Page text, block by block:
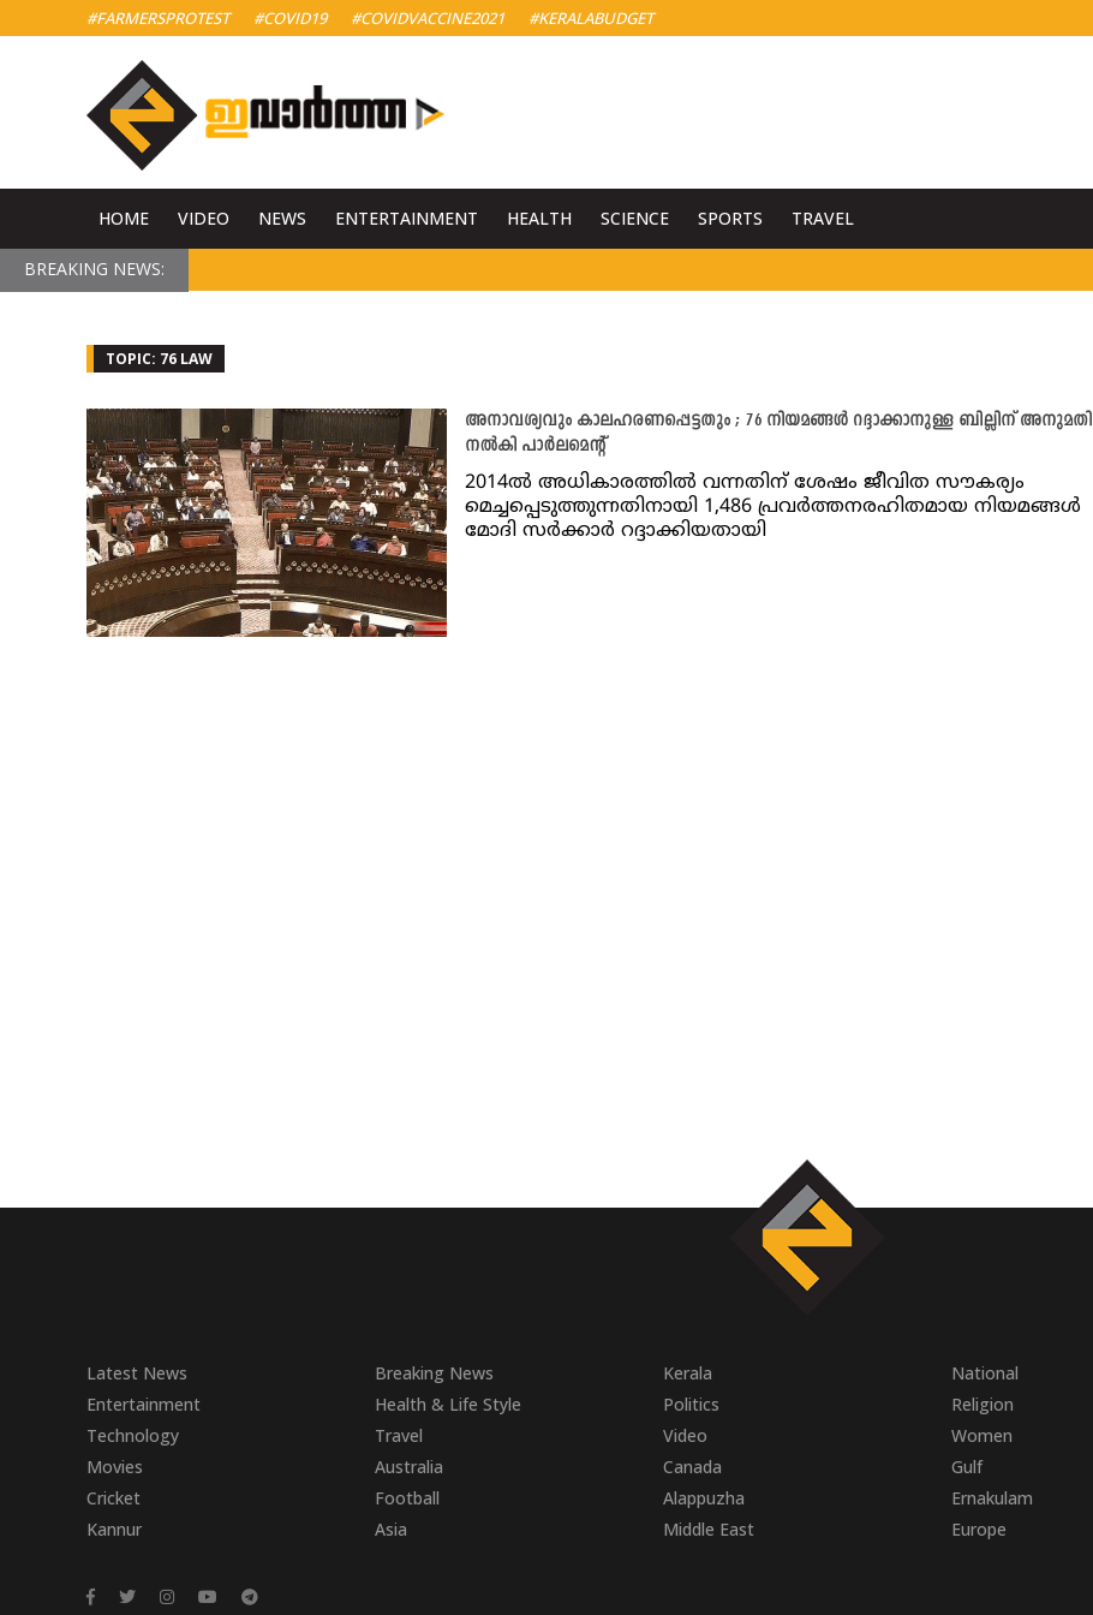
#FARMERSPROTEST #COVID19 #COVIDVACCINE2021 #KERALABUDGET
HOME VIDEO NEWS ENTERTAINMENT HEALTH SCIENCE SPORTS TRAVEL
BREAKING NEWS:
TOPIC: 76 LAW
അനാവശ്യവും കാലഹരണപ്പെട്ടതും ; 76 നിയമങ്ങൾ റദ്ദാക്കാനുള്ള ബില്ലിന് അനുമതി
നൽകി പാർലമെന്റ്
2014ൽ അധികാരത്തിൽ വന്നതിന് ശേഷം ജീവിത സൗകര്യം
മെച്ചപ്പെടുത്തുന്നതിനായി 1,486 പ്രവർത്തനരഹിതമായ നിയമങ്ങൾ
മോദി സർക്കാർ റദ്ദാക്കിയതായി
Latest News Breaking News Kerala National
Entertainment
Health & Life Style Politics Religion
Technology
Travel Video Women
Movies
Australia Canada Gulf
Cricket
Football Alappuzha Ernakulam
Kannur
Asia Middle East Europe